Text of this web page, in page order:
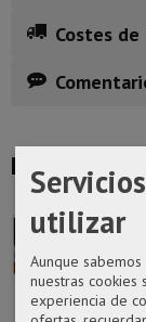
Costes de
Productos
utilizar
Aunque
nuestras cookies
experiencia de